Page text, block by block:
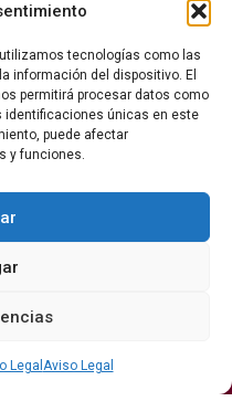
tecnologías como las
información del dispositivo. El
permitirá procesar datos como
identificaciones únicas en este
puede afectar
y funciones.
Legal Aviso LegalProtagonistas